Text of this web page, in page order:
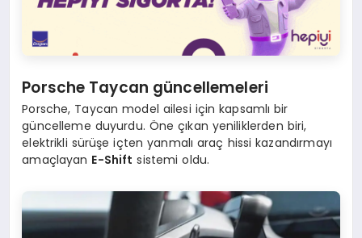
Porsche Taycan güncellemeleri
Porsche, Taycan model ailesi için kapsamlı bir
güncelleme duyurdu. Öne çıkan yeniliklerden biri,
elektrikli sürüşe içten yanmalı araç hissi kazandırmayı
amaçlayan E-Shift sistemi oldu.